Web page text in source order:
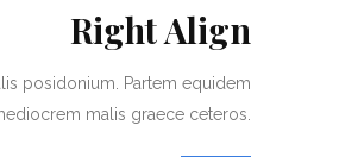
Right Align
posidonium. Partem equidem
malis graece ceteros.